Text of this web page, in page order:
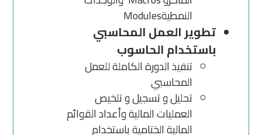
النمطيةModules
تطوير العمل المحاسبي
باستخدام الحاسوب
تنفيذ الدورة الكاملة للعمل
المحاسبي
تحليل و تسجيل و تلخيص
العمليات المالية وأعداد القوائم
المالية الختامية باستخدام